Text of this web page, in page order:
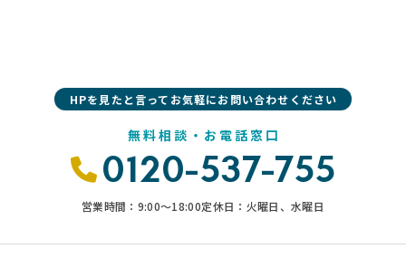
HPを見たと言ってお気軽にお問い合わせください
無料相談・お電話窓口
0120-537-755
営業時間：9:00〜18:00定休日：火曜日、水曜日